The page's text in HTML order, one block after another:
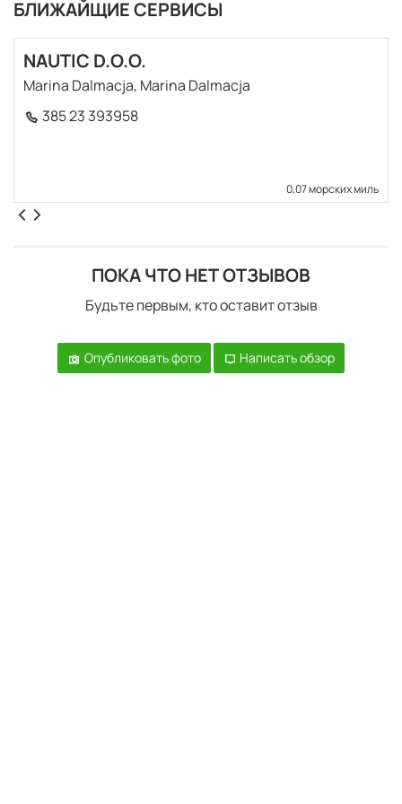
повседневной жизни. Знаменитый архипелаг Корнати
скал в ОСО 220 кв. м площадь является одной из самых
впечатляющих достопримечательностей в Хорватии и
не посетить. Проверьте наш маршрут в районе
БЛИЖАЙЩИЕ СЕРВИСЫ
NAUTIC D.O.O.
Marina Dalmacja, Marina Dalmacja
385 23 393958
0,07 морских миль
ПОКА ЧТО НЕТ ОТЗЫВОВ
Будьте первым, кто оставит отзыв
Опубликовать фото Написать обзор